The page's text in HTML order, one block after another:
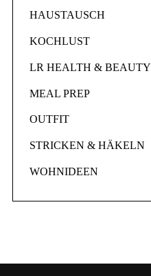
HAUSTAUSCH
KOCHLUST
LR HEALTH & BEAUTY
MEAL PREP
OUTFIT
STRICKEN & HÄKELN
WOHNIDEEN